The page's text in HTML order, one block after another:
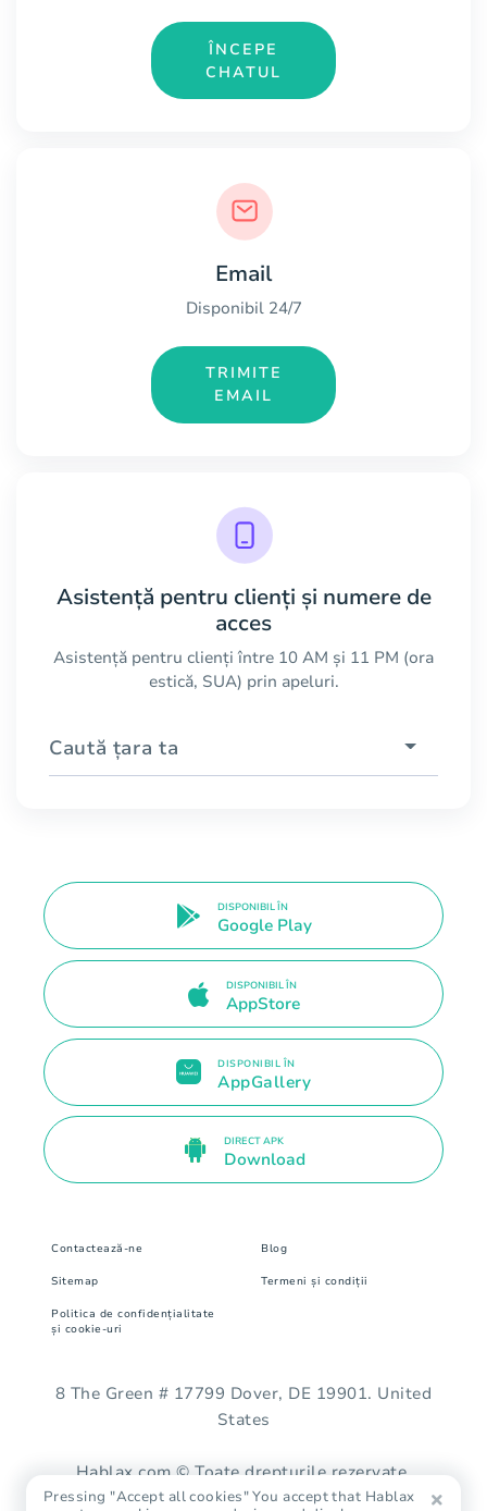
ÎNCEPE
CHATUL
Email
Disponibil 24/7
TRIMITE
EMAIL
Asistență pentru clienți și numere de
acces
Asistență pentru clienți între 10 AM și 11 PM (ora
estică, SUA) prin apeluri.
Caută țara ta
DISPONIBIL ÎN
Google Play
DISPONIBIL ÎN
AppStore
DISPONIBIL ÎN
AppGallery
DIRECT APK
Download
Contactează-ne Blog
Sitemap Termeni și condiții
Politica de confidențialitate
și cookie-uri
8 The Green # 17799 Dover, DE 19901. United
States
Hablax.com © Toate drepturile rezervate.
Pressing "Accept all cookies" You accept that Hablax